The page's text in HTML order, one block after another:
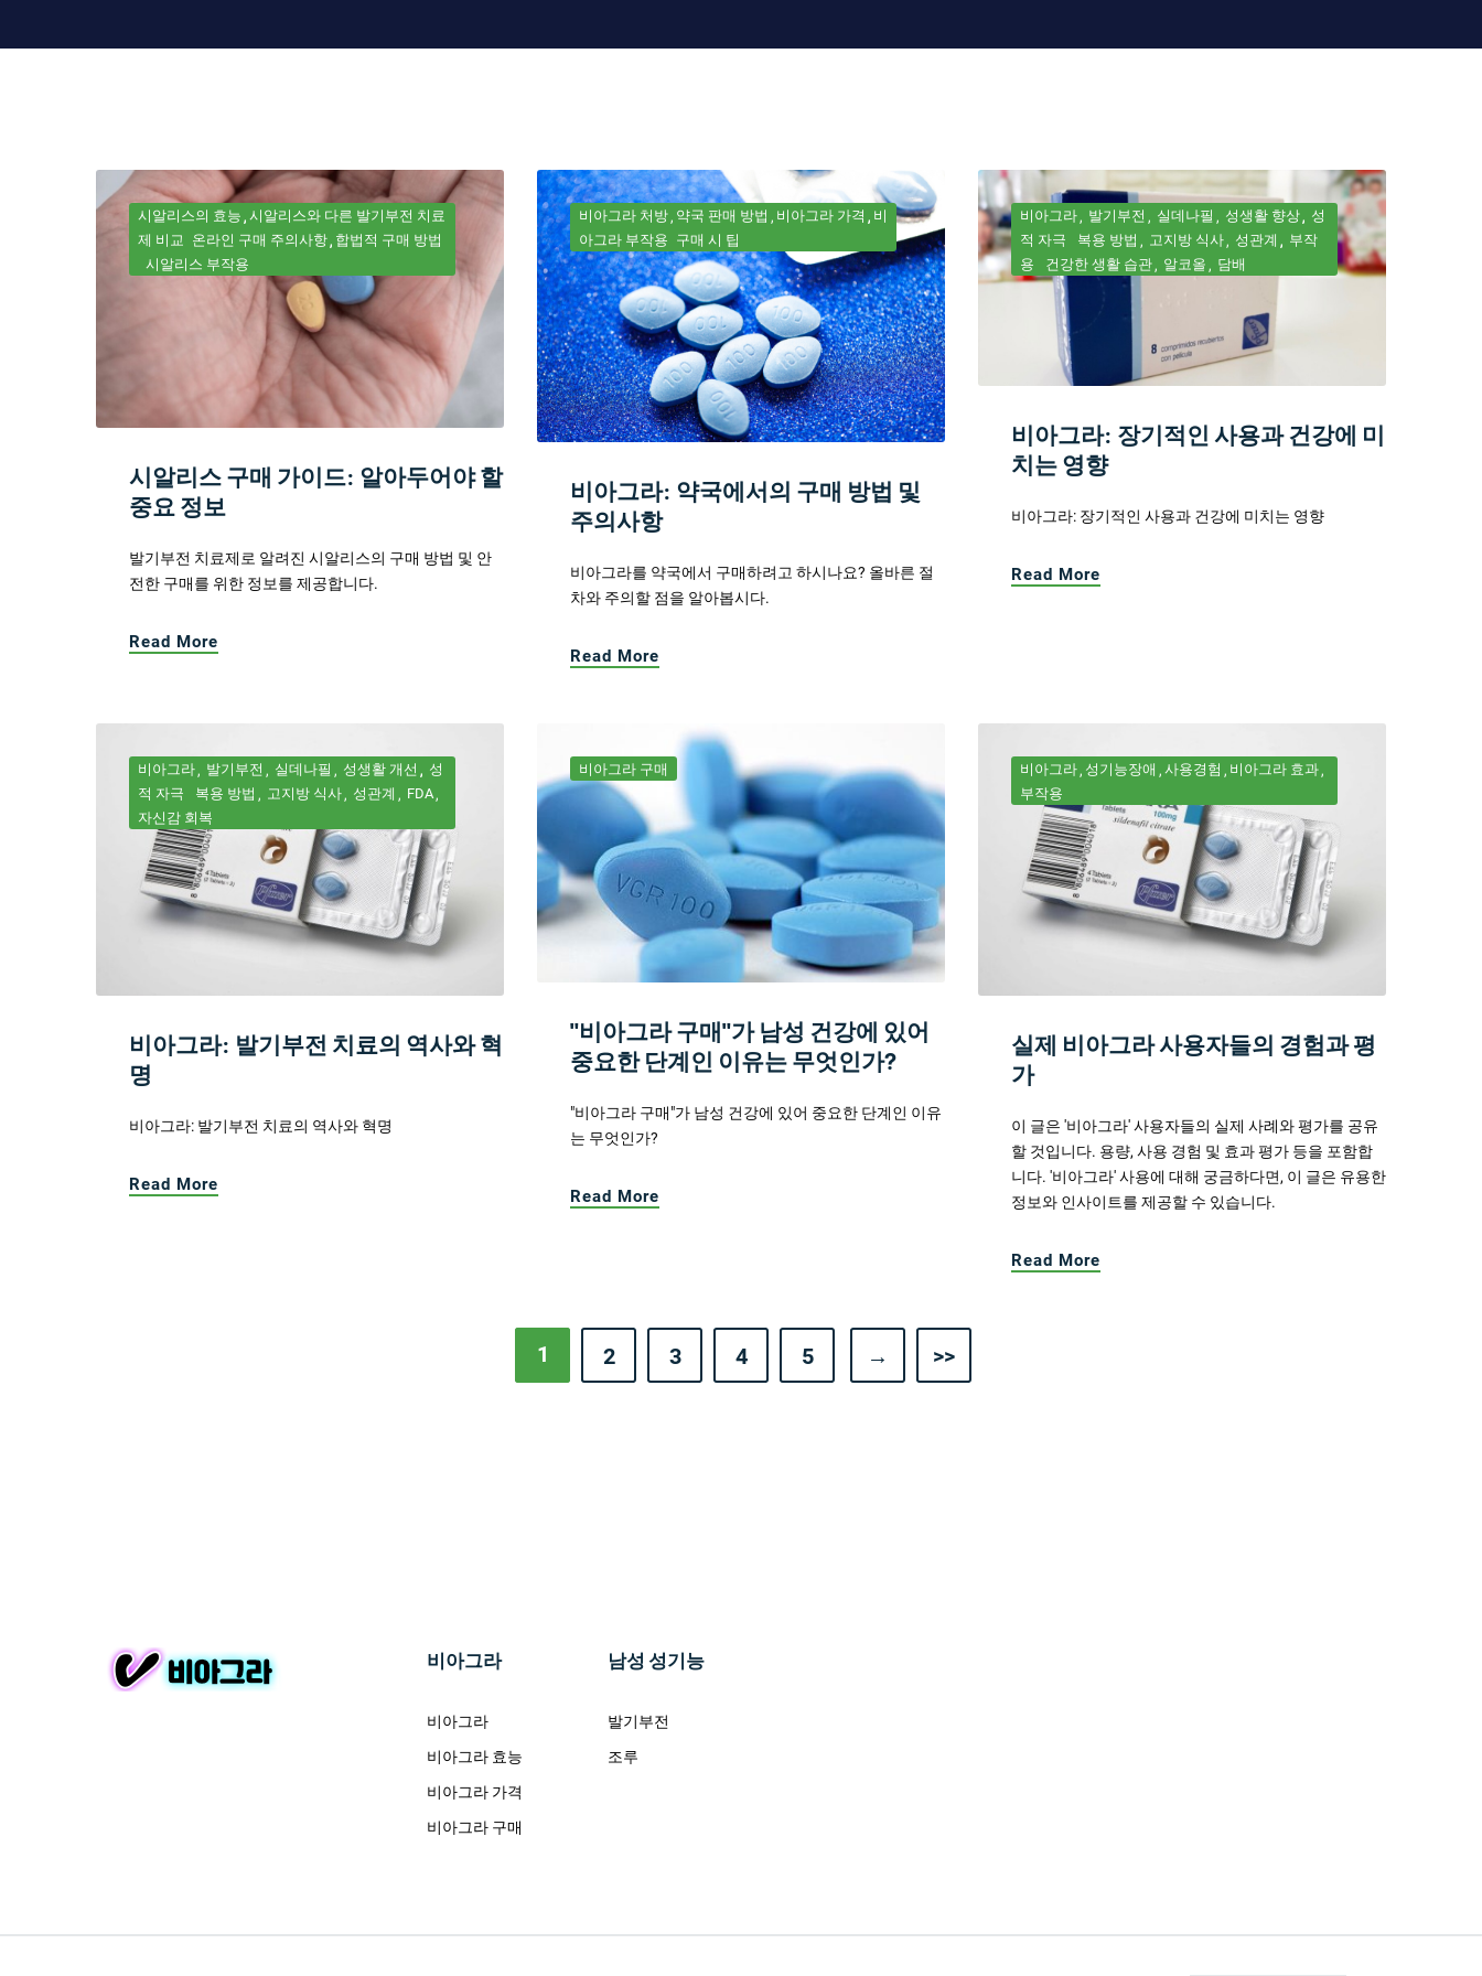
시알리스의 효능 시알리스와 다른 발기부전 치료
제 비교 온라인 구매 주의사항 합법적 구매 방법
시알리스 부작용
시알리스 구매 가이드: 알아두어야 할
중요 정보
발기부전 치료제로 알려진 시알리스의 구매 방법 및 안
전한 구매를 위한 정보를 제공합니다.
Read More
비아그라 처방 약국 판매 방법 비아그라 가격
비
아그라 부작용 구매 시 팁
비아그라: 약국에서의 구매 방법 및
주의사항
비아그라를 약국에서 구매하려고 하시나요? 올바른 절
차와 주의할 점을 알아봅시다.
Read More
비아그라 발기부전 실데나필 성생활 향상
성
적 자극
복용 방법 고지방 식사 성관계
부작
용
건강한 생활 습관 알코올 담배
비아그라: 장기적인 사용과 건강에 미
치는 영향
비아그라: 장기적인 사용과 건강에 미치는 영향
Read More
비아그라 발기부전 실데나필 성생활 개선
성
적 자극
복용 방법 고지방 식사 성관계
FDA
자신감 회복
비아그라: 발기부전 치료의 역사와 혁
명
비아그라: 발기부전 치료의 역사와 혁명
Read More
비아그라 구매
"비아그라 구매"가 남성 건강에 있어
중요한 단계인 이유는 무엇인가?
"비아그라 구매"가 남성 건강에 있어 중요한 단계인 이유
는 무엇인가?
Read More
비아그라 성기능장애 사용경험
비아그라 효과
부작용
실제 비아그라 사용자들의 경험과 평
가
이 글은 '비아그라' 사용자들의 실제 사례와 평가를 공유
할 것입니다. 용량, 사용 경험 및 효과 평가 등을 포함합
니다. '비아그라' 사용에 대해 궁금하다면, 이 글은 유용한
정보와 인사이트를 제공할 수 있습니다.
Read More
1 2 3 4 5 → >>
비아그라
비아그라
비아그라 효능
비아그라 가격
비아그라 구매
남성 성기능
발기부전
조루